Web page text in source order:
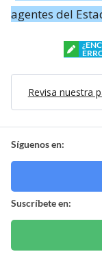
agentes del
Revisa nuestra
Síguenos en:
Suscríbete en: